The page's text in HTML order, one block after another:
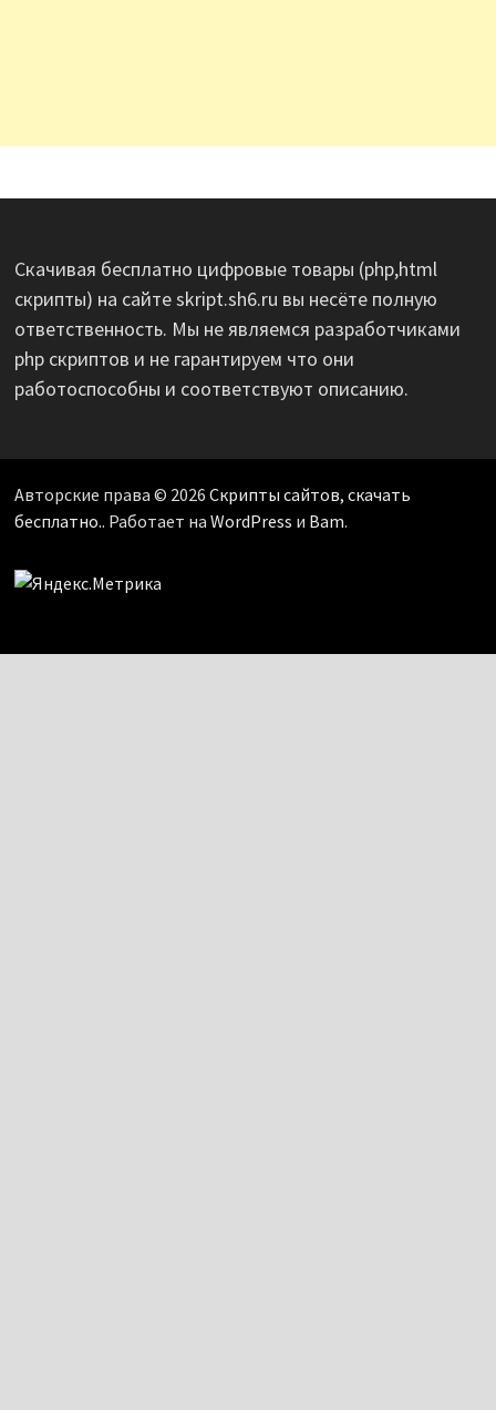
Скачивая бесплатно цифровые товары (php,html
скрипты) на сайте skript.sh6.ru вы несёте полную
ответственность. Мы не являемся разработчиками
php скриптов и не гарантируем что они
работоспособны и соответствуют описанию.
Авторские права © 2026 Скрипты сайтов, скачать
бесплатно.. Работает на WordPress и Bam.